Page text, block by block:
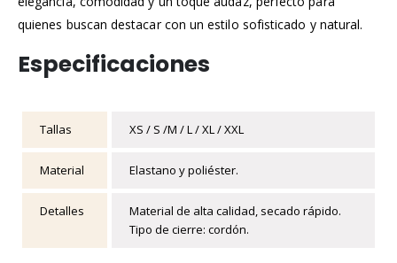
quienes buscan destacar con un estilo sofisticado y natural.
Especificaciones
Tallas XS / S /M / L / XL / XXL
Material Elastano y poliéster.
Detalles
Material de alta calidad, secado rápido.
Tipo de cierre: cordón.